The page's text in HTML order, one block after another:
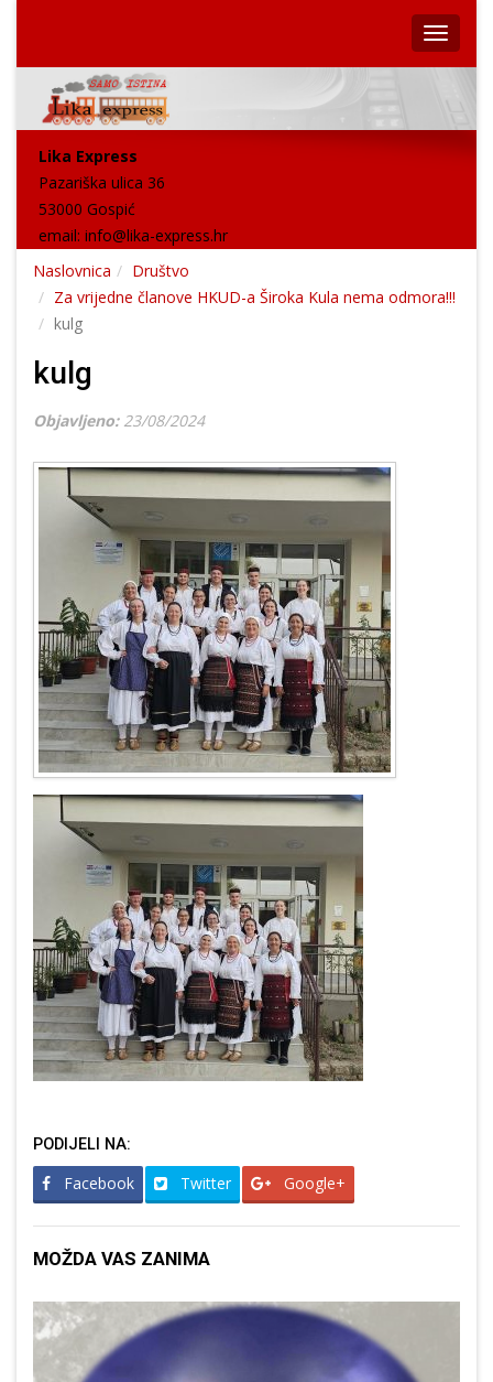
Lika Express
Pazariška ulica 36
53000 Gospić
email: info@lika-express.hr
Naslovnica
Društvo
Za vrijedne članove HKUD-a Široka Kula nema odmora!!!
kulg
kulg
Objavljeno: 23/08/2024
PODIJELI NA:
Facebook Twitter Google+
MOŽDA VAS ZANIMA